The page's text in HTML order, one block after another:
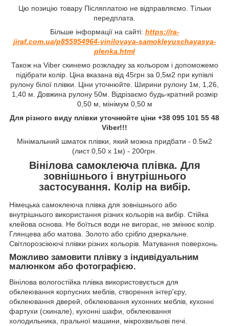
Цю позицію товару Післяплатою не відправляємо. Тільки
передплата.
Більше інформації на сайті: https://ra-
jiraf.com.ua/p855954964-vinilovaya-samokleyuschayasya-
plenka.html
Також на Viber скинемо розкладку за кольором і допоможемо
підібрати колір. Ціна вказана від 45грн за 0,5м2 при купівлі
рулону білої плівки. Ціни уточнюйте. Ширини рулону 1м, 1,26,
1,40 м. Довжина рулону 50м. Відрізаємо будь-кратний розмір
0,50 м, мінімум 0,50 м
Для різного виду плівки уточнюйте ціни +38 095 101 55 48
Viber!!!
Мінімальний шматок плівки, який можна придбати - 0.5м2
(лист 0,50 х 1м) - 200грн.
Вінілова самоклеюча плівка. Для
зовнішнього і внутрішнього
застосування. Колір на вибір.
Німецька самоклеюча плівка для зовнішнього або
внутрішнього використання різних кольорів на вибір. Стійка
клейова основа. Не боїться води не вигорає, не змінює колір.
Глянцева або матова. Золото або срібло дзеркальне.
Світлорозсіюючі плівки різних кольорів. Матування поверхонь.
Можливо замовити плівку з індивідуальним
малюнком або фотографією.
Вінілова вологостійка плівка використовується для
обклеювання корпусних меблів, створення інтер'єру,
обклеювання дверей, обклеювання кухонних меблів, кухонні
фартухи (скинале), кухонні шафи, обклеювання
холодильника, пральної машини, мікрохвильові печі.